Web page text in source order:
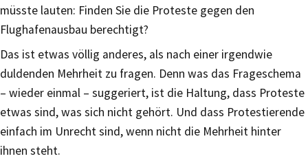
müsste lauten: Finden Sie die Proteste gegen den
Flughafenausbau berechtigt?
Das ist etwas völlig anderes, als nach einer irgendwie
duldenden Mehrheit zu fragen. Denn was das Frageschema
– wieder einmal – suggeriert, ist die Haltung, dass Proteste
etwas sind, was sich nicht gehört. Und dass Protestierende
einfach im Unrecht sind, wenn nicht die Mehrheit hinter
ihnen steht.